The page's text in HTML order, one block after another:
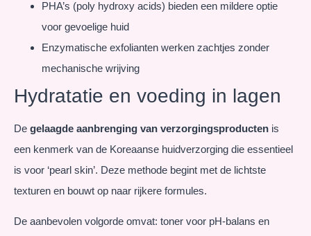
PHA’s (poly hydroxy acids) bieden een mildere optie
voor gevoelige huid
Enzymatische exfolianten werken zachtjes zonder
mechanische wrijving
Hydratatie en voeding in lagen
De gelaagde aanbrenging van verzorgingsproducten is
een kenmerk van de Koreaanse huidverzorging die essentieel
is voor ‘pearl skin’. Deze methode begint met de lichtste
texturen en bouwt op naar rijkere formules.
De aanbevolen volgorde omvat: toner voor pH-balans en